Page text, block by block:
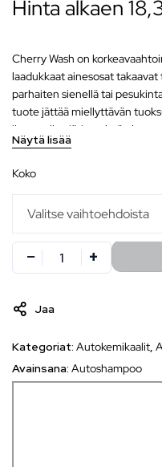
Hinta alkaen
Cherry Wash on
laadukkaat ainesosat
parhaiten sienellä tai
tuote jättää miellyttävän
ilmanvaihtojärjestelmän kautta.
Näytä lisää
koko
Jaa
Kategoriat: Autokemikaalit,
Avainsana: Autoshampoo